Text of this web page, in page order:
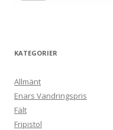
KATEGORIER
Allmänt
Enars Vandringspris
Fält
Fripistol